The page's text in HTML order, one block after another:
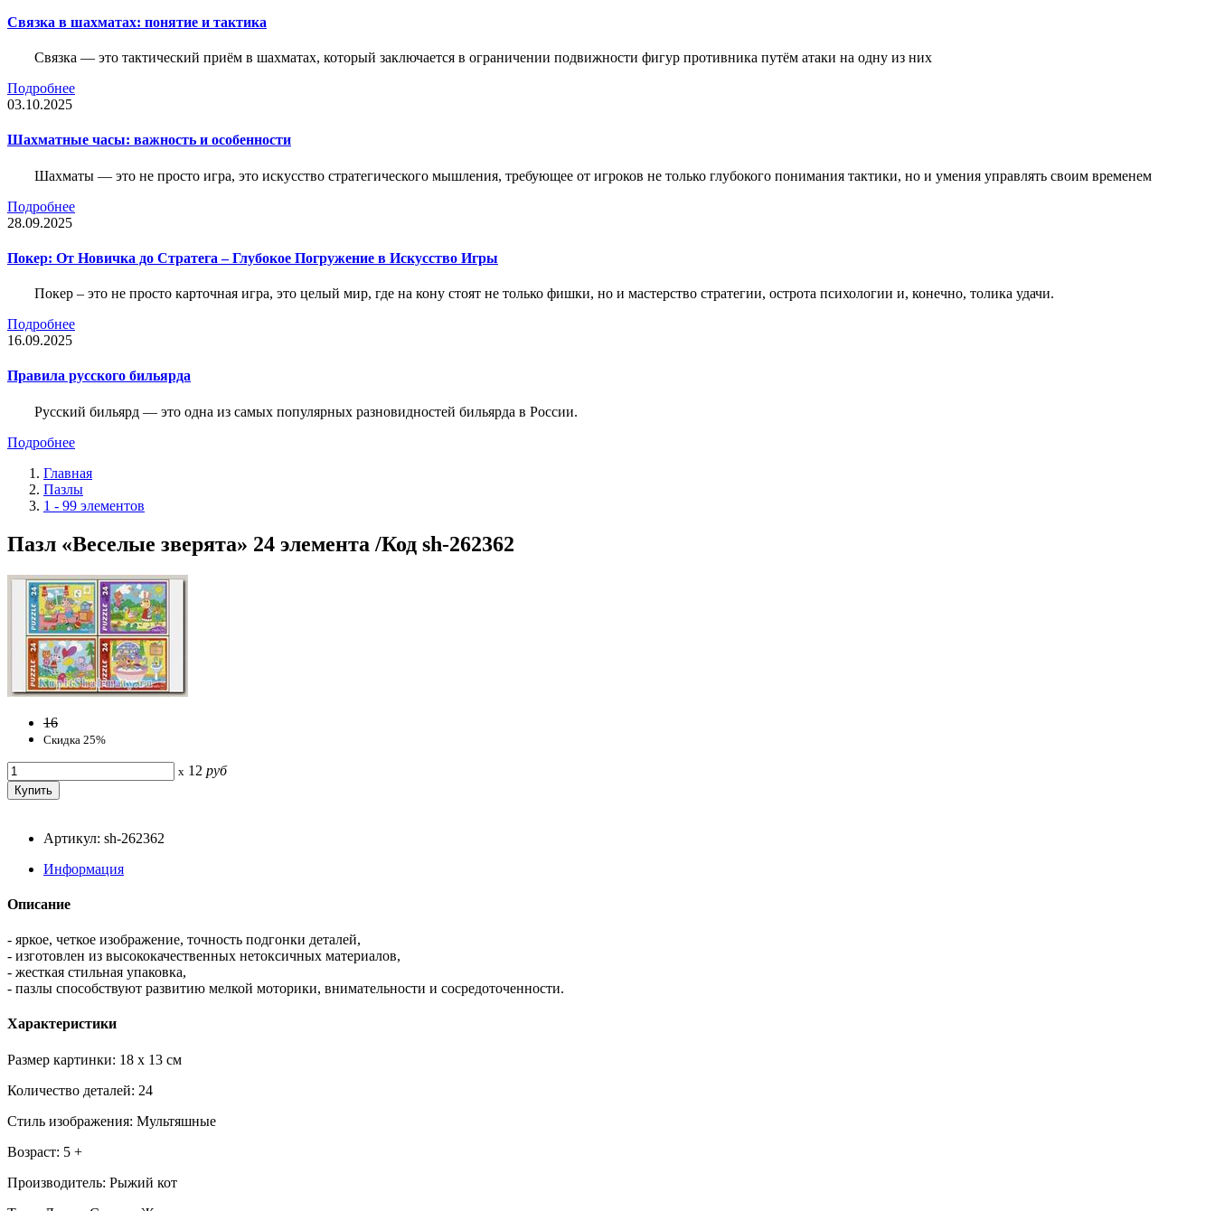
Связка в шахматах: понятие и тактика
Связка — это тактический приём в шахматах, который заключается в ограничении подвижности фигур противника путём атаки на одну из них
Подробнее
03.10.2025
Шахматные часы: важность и особенности
Шахматы — это не просто игра, это искусство стратегического мышления, требующее от игроков не только глубокого понимания тактики, но и умения управлять своим временем
Подробнее
28.09.2025
Покер: От Новичка до Стратега – Глубокое Погружение в Искусство Игры
Покер – это не просто карточная игра, это целый мир, где на кону стоят не только фишки, но и мастерство стратегии, острота психологии и, конечно, толика удачи.
Подробнее
16.09.2025
Правила русского бильярда
Русский бильярд — это одна из самых популярных разновидностей бильярда в России.
Подробнее
Главная
Пазлы
1 - 99 элементов
Пазл «Веселые зверята» 24 элемента /Код sh-262362
16
Скидка 25%
x 12 руб
Артикул: sh-262362
Информация
Описание
- яркое, четкое изображение, точность подгонки деталей,
- изготовлен из высококачественных нетоксичных материалов,
- жесткая стильная упаковка,
- пазлы способствуют развитию мелкой моторики, внимательности и сосредоточенности.
Характеристики
Размер картинки: 18 x 13 см
Количество деталей: 24
Стиль изображения: Мультяшные
Возраст: 5 +
Производитель: Рыжий кот